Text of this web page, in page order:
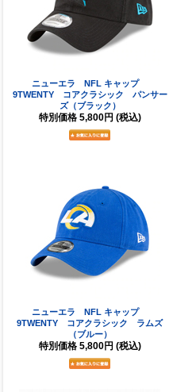
ニューエラ NFL キャップ
9TWENTY コアクラシック パンサー
ズ（ブラック）
特別価格 5,800円 (税込)
ニューエラ NFL キャップ
9TWENTY コアクラシック ラムズ
（ブルー）
特別価格 5,800円 (税込)